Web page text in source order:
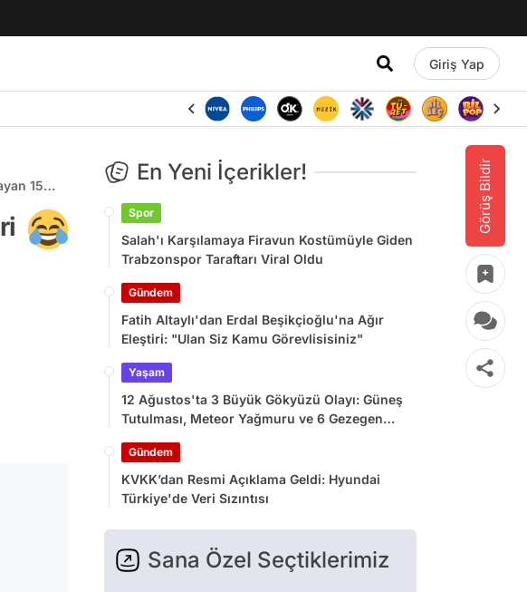
Giriş Yap
Görüş Bildir
15
En Yeni İçerikler!
Spor
Salah'ı Karşılamaya Firavun Kostümüyle Giden
Trabzonspor Taraftarı Viral Oldu
Gündem
Fatih Altaylı'dan Erdal Beşikçioğlu'na Ağır
Eleştiri: "Ulan Siz Kamu Görevlisisiniz"
Yaşam
12 Ağustos'ta 3 Büyük Gökyüzü Olayı: Güneş
Tutulması, Meteor Yağmuru ve 6 Gezegen
Gündem
KVKK’dan Resmi Açıklama Geldi: Hyundai
Türkiye'de Veri Sızıntısı
Sana Özel Seçtiklerimiz